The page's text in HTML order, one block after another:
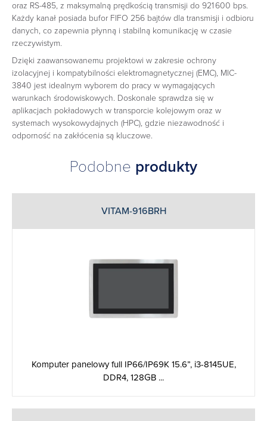
oraz RS-485, z maksymalną prędkością transmisji do 921 600 bps.
Każdy kanał posiada bufor FIFO 256 bajtów dla transmisji i odbioru
danych, co zapewnia płynną i stabilną komunikację w czasie
rzeczywistym.
Dzięki zaawansowanemu projektowi w zakresie ochrony
izolacyjnej i kompatybilności elektromagnetycznej (EMC), MIC-
3840 jest idealnym wyborem do pracy w wymagających
warunkach środowiskowych. Doskonale sprawdza się w
aplikacjach pokładowych w transporcie kolejowym oraz w
systemach wysokowydajnych (HPC), gdzie niezawodność i
odporność na zakłócenia są kluczowe.
Podobne produkty
VITAM-916BRH
Komputer panelowy full IP66/IP69K 15.6”, i3-8145UE,
DDR4, 128GB ...